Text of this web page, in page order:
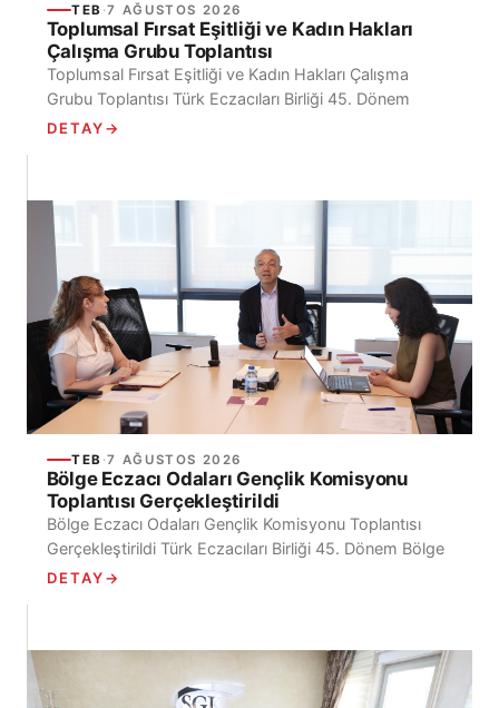
TEB ·7 AĞUSTOS 2026
Toplumsal Fırsat Eşitliği ve Kadın Hakları
Çalışma Grubu Toplantısı
Toplumsal Fırsat Eşitliği ve Kadın Hakları Çalışma
Grubu Toplantısı Türk Eczacıları Birliği 45. Dönem
Toplumsal Fırsat Eşitliği ve Kadın Hakları Çalışma
DETAY→
TEB ·7 AĞUSTOS 2026
Bölge Eczacı Odaları Gençlik Komisyonu
Toplantısı Gerçekleştirildi
Bölge Eczacı Odaları Gençlik Komisyonu Toplantısı
Gerçekleştirildi Türk Eczacıları Birliği 45. Dönem Bölge
Eczacı Odaları Gençlik Komisyonu’nun ilk toplantısı,
DETAY→